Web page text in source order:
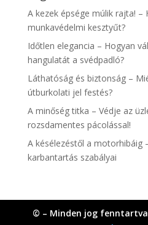
A kezek épsége múlik rajta! –
munkavédelmi kesztyűt?
Időtlen elegancia – Hogyan
hangulatát a svédpadló?
Láthatóság és biztonság –
útburkolati jel festés?
A minőség titka – Védje az
rozsdamentes pácolással!
A késélezéstől a motorhibáig
karbantartás szabályai
© – Minden jog